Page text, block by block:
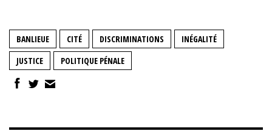
BANLIEUE CITÉ DISCRIMINATIONS
INÉGALITÉ
JUSTICE
POLITIQUE PÉNALE